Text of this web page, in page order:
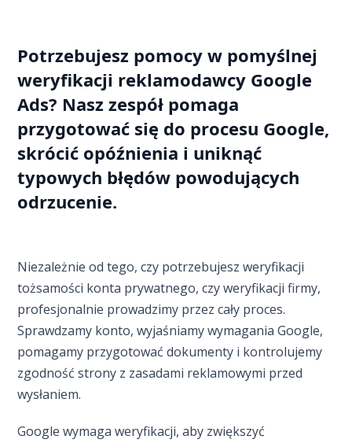
Potrzebujesz pomocy w pomyślnej
weryfikacji reklamodawcy Google
Ads? Nasz zespół pomaga
przygotować się do procesu Google,
skrócić opóźnienia i uniknąć
typowych błędów powodujących
odrzucenie.
Niezależnie od tego, czy potrzebujesz weryfikacji
tożsamości konta prywatnego, czy weryfikacji firmy,
profesjonalnie prowadzimy przez cały proces.
Sprawdzamy konto, wyjaśniamy wymagania Google,
pomagamy przygotować dokumenty i kontrolujemy
zgodność strony z zasadami reklamowymi przed
wysłaniem.
Google wymaga weryfikacji, aby zwiększyć